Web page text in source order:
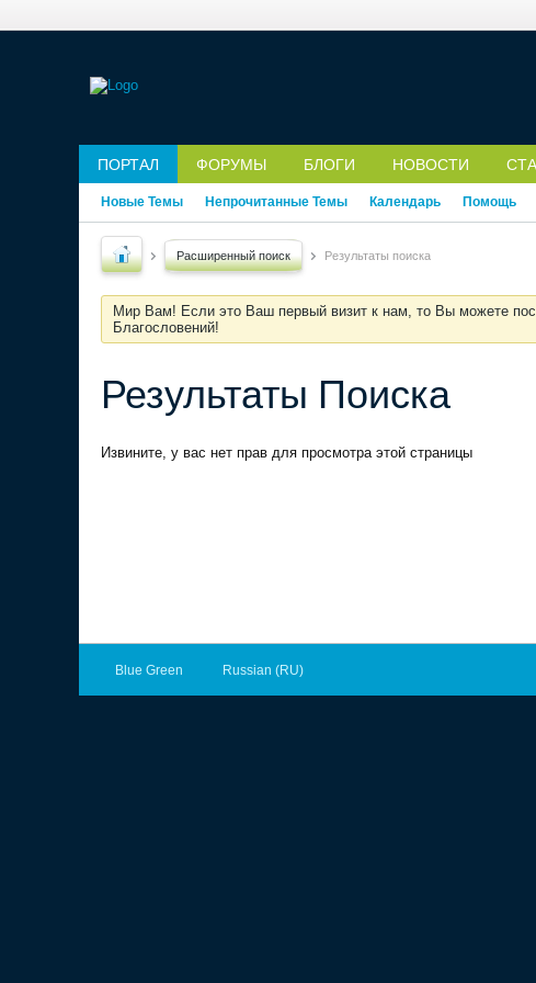
ПОРТАЛ ФОРУМЫ БЛОГИ НОВОСТИ
Новые Темы Непрочитанные Темы Календарь Помощь
Расширенный поиск Результаты поиска
Мир Вам! Если это Ваш первый визит к нам, то Вы можете
Благословений!
Результаты Поиска
Извините, у вас нет прав для просмотра этой страницы
Blue Green Russian (RU)